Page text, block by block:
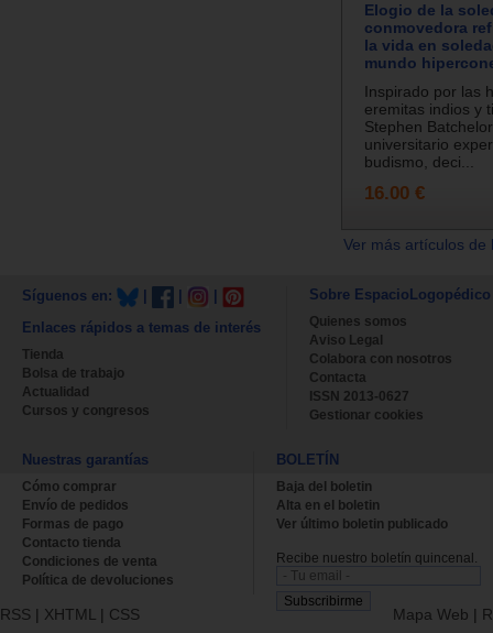
Elogio de la
conmovedora
la vida en
mundo
Inspirado por las
eremitas indios y
Stephen
universitario
budismo, deci...
16.00 €
Ver más artículos
Síguenos en:
Enlaces rápidos a temas de interés
Tienda
Bolsa de trabajo
Actualidad
Cursos y congresos
Sobre EspacioLogopédico
Quienes somos
Aviso Legal
Colabora con nosotros
Contacta
ISSN 2013-0627
Gestionar cookies
Nuestras garantías
Cómo comprar
Envío de pedidos
Formas de pago
Contacto tienda
Condiciones de venta
Política de devoluciones
BOLETÍN
Baja del boletin
Alta en el boletin
Ver último boletin publicado
Recibe nuestro boletín quincenal.
RSS | XHTML | CSS Mapa Web |